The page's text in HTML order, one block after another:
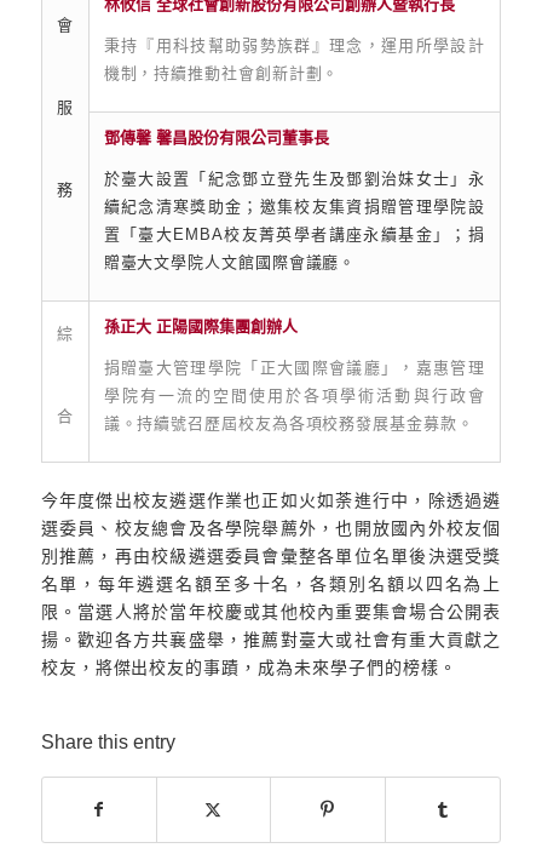
會
服
務
林攸信 全球社會創新股份有限公司創辦人暨執行長
秉持『用科技幫助弱勢族群』理念，運用所學設計
機制，持續推動社會創新計劃。
鄧傳馨 馨昌股份有限公司董事長
於臺大設置「紀念鄧立登先生及鄧劉治妹女士」永
續紀念清寒獎助金；邀集校友集資捐贈管理學院設
置「臺大EMBA校友菁英學者講座永續基金」；捐
贈臺大文學院人文館國際會議廳。
綜
合
孫正大 正陽國際集團創辦人
捐贈臺大管理學院「正大國際會議廳」，嘉惠管理
學院有一流的空間使用於各項學術活動與行政會
議。持續號召歷屆校友為各項校務發展基金募款。
今年度傑出校友遴選作業也正如火如荼進行中，除透過遴
選委員、校友總會及各學院舉薦外，也開放國內外校友個
別推薦，再由校級遴選委員會彙整各單位名單後決選受獎
名單，每年遴選名額至多十名，各類別名額以四名為上
限。當選人將於當年校慶或其他校內重要集會場合公開表
揚。歡迎各方共襄盛舉，推薦對臺大或社會有重大貢獻之
校友，將傑出校友的事蹟，成為未來學子們的榜樣。
Share this entry